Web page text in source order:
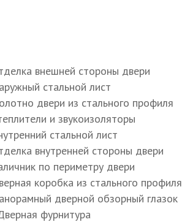
внешней стороны двери
стальной лист
двери из стального профиля
и звукоизоляторы
стальной лист
внутренней стороны двери
по периметру двери
коробка из стального профиля
дверной обзорный глазок
фурнитура